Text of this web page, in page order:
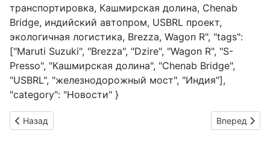
транспортировка, Кашмирская долина, Chenab
Bridge, индийский автопром, USBRL проект,
экологичная логистика, Brezza, Wagon R", "tags":
["Maruti Suzuki", "Brezza", "Dzire", "Wagon R", "S-
Presso", "Кашмирская долина", "Chenab Bridge",
"USBRL", "железнодорожный мост", "Индия"],
"category": "Новости" }
Предыдущий: Mercedes-Benz зажигает: новый центр
Назад Следующий:
Вперед